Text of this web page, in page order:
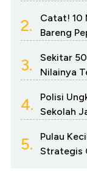
2.
Catat! 10
Bareng
3.
Sekitar
Nilainya
4.
Polisi
Sekolah
5.
Pulau
Strategis